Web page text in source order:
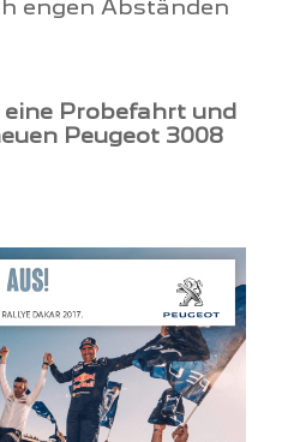
engen Abständen
Probefahrt und
Peugeot 3008